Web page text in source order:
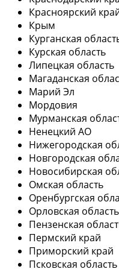
Красноярский
Крым
Курганская
Курская область
Липецкая область
Магаданская
Марий Эл
Мордовия
Мурманская
Ненецкий АО
Нижегородская
Новгородская
Новосибирская
Омская область
Оренбургская
Орловская область
Пензенская
Пермский край
Приморский край
Псковская область